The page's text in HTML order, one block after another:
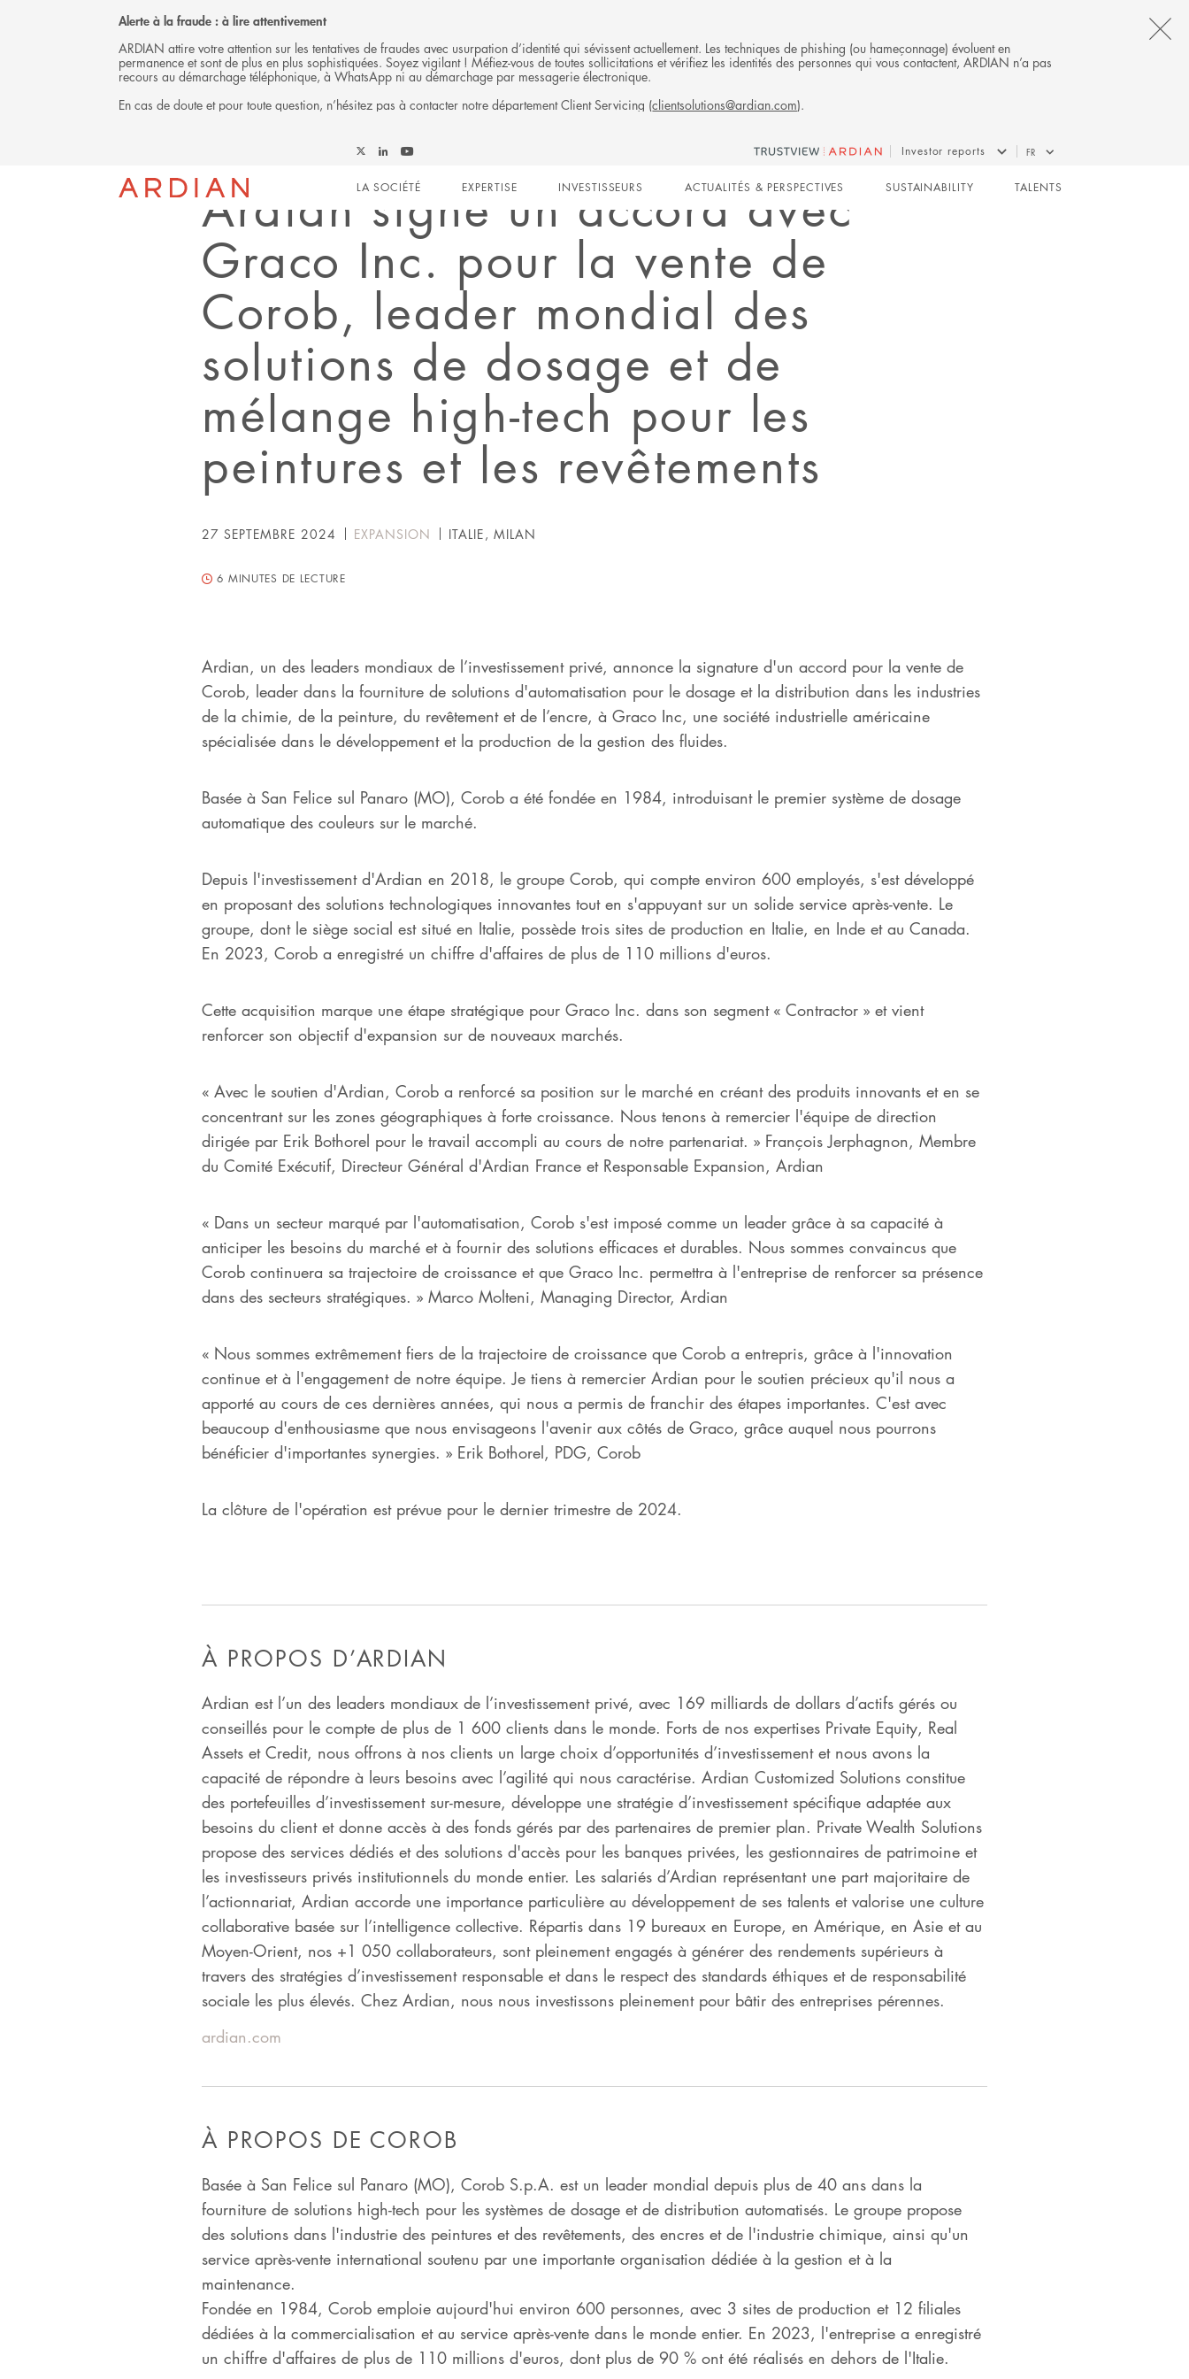
Alerte à la fraude : à lire attentivement
ARDIAN attire votre attention sur les tentatives de fraudes avec usurpation d’identité qui sévissent actuellement. Les techniques de phishing (ou hameçonnage) évoluent en
permanence et sont de plus en plus sophistiquées. Soyez vigilant ! Méfiez-vous de toutes sollicitations et vérifiez les identités des personnes qui vous contactent, ARDIAN n’a pas
recours au démarchage téléphonique, à WhatsApp ni au démarchage par messagerie électronique.
En cas de doute et pour toute question, n’hésitez pas à contacter notre département Client Servicing (clientsolutions@ardian.com).
on
on
Ardian
on
LinkedIn
Investor reports FR
Main
navigation
LA SOCIÉTÉ EXPERTISE INVESTISSEURS ACTUALITÉS & PERSPECTIVES SUSTAINABILITY TALENTS
Ardian signe un accord avec
Graco Inc. pour la vente de
Corob, leader mondial des
solutions de dosage et de
mélange high-tech pour les
peintures et les revêtements
27 SEPTEMBRE 2024 EXPANSION ITALIE, MILAN
6 MINUTES DE LECTURE
Ardian, un des leaders mondiaux de l’investissement privé, annonce la signature d'un accord pour la vente de
Corob, leader dans la fourniture de solutions d'automatisation pour le dosage et la distribution dans les industries
de la chimie, de la peinture, du revêtement et de l’encre, à Graco Inc, une société industrielle américaine
spécialisée dans le développement et la production de la gestion des fluides.
Basée à San Felice sul Panaro (MO), Corob a été fondée en 1984, introduisant le premier système de dosage
automatique des couleurs sur le marché.
Depuis l'investissement d'Ardian en 2018, le groupe Corob, qui compte environ 600 employés, s'est développé
en proposant des solutions technologiques innovantes tout en s'appuyant sur un solide service après-vente. Le
groupe, dont le siège social est situé en Italie, possède trois sites de production en Italie, en Inde et au Canada.
En 2023, Corob a enregistré un chiffre d'affaires de plus de 110 millions d'euros.
Cette acquisition marque une étape stratégique pour Graco Inc. dans son segment « Contractor » et vient
renforcer son objectif d'expansion sur de nouveaux marchés.
« Avec le soutien d'Ardian, Corob a renforcé sa position sur le marché en créant des produits innovants et en se
concentrant sur les zones géographiques à forte croissance. Nous tenons à remercier l'équipe de direction
dirigée par Erik Bothorel pour le travail accompli au cours de notre partenariat. » François Jerphagnon, Membre
du Comité Exécutif, Directeur Général d'Ardian France et Responsable Expansion, Ardian
« Dans un secteur marqué par l'automatisation, Corob s'est imposé comme un leader grâce à sa capacité à
anticiper les besoins du marché et à fournir des solutions efficaces et durables. Nous sommes convaincus que
Corob continuera sa trajectoire de croissance et que Graco Inc. permettra à l'entreprise de renforcer sa présence
dans des secteurs stratégiques. » Marco Molteni, Managing Director, Ardian
« Nous sommes extrêmement fiers de la trajectoire de croissance que Corob a entrepris, grâce à l'innovation
continue et à l'engagement de notre équipe. Je tiens à remercier Ardian pour le soutien précieux qu'il nous a
apporté au cours de ces dernières années, qui nous a permis de franchir des étapes importantes. C'est avec
beaucoup d'enthousiasme que nous envisageons l'avenir aux côtés de Graco, grâce auquel nous pourrons
bénéficier d'importantes synergies. » Erik Bothorel, PDG, Corob
La clôture de l'opération est prévue pour le dernier trimestre de 2024.
À PROPOS D’ARDIAN
Ardian est l’un des leaders mondiaux de l’investissement privé, avec 169 milliards de dollars d’actifs gérés ou
conseillés pour le compte de plus de 1 600 clients dans le monde. Forts de nos expertises Private Equity, Real
Assets et Credit, nous offrons à nos clients un large choix d’opportunités d’investissement et nous avons la
capacité de répondre à leurs besoins avec l’agilité qui nous caractérise. Ardian Customized Solutions constitue
des portefeuilles d’investissement sur-mesure, développe une stratégie d’investissement spécifique adaptée aux
besoins du client et donne accès à des fonds gérés par des partenaires de premier plan. Private Wealth Solutions
propose des services dédiés et des solutions d'accès pour les banques privées, les gestionnaires de patrimoine et
les investisseurs privés institutionnels du monde entier. Les salariés d’Ardian représentant une part majoritaire de
l’actionnariat, Ardian accorde une importance particulière au développement de ses talents et valorise une culture
collaborative basée sur l’intelligence collective. Répartis dans 19 bureaux en Europe, en Amérique, en Asie et au
Moyen-Orient, nos +1 050 collaborateurs, sont pleinement engagés à générer des rendements supérieurs à
travers des stratégies d’investissement responsable et dans le respect des standards éthiques et de responsabilité
sociale les plus élevés. Chez Ardian, nous nous investissons pleinement pour bâtir des entreprises pérennes.
ardian.com
À PROPOS DE COROB
Basée à San Felice sul Panaro (MO), Corob S.p.A. est un leader mondial depuis plus de 40 ans dans la
fourniture de solutions high-tech pour les systèmes de dosage et de distribution automatisés. Le groupe propose
des solutions dans l'industrie des peintures et des revêtements, des encres et de l'industrie chimique, ainsi qu'un
service après-vente international soutenu par une importante organisation dédiée à la gestion et à la
maintenance.
Fondée en 1984, Corob emploie aujourd'hui environ 600 personnes, avec 3 sites de production et 12 filiales
dédiées à la commercialisation et au service après-vente dans le monde entier. En 2023, l'entreprise a enregistré
un chiffre d'affaires de plus de 110 millions d'euros, dont plus de 90 % ont été réalisés en dehors de l'Italie.